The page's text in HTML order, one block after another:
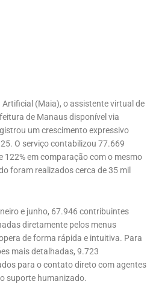
(Maia), o assistente virtual de
de Manaus disponível via
um crescimento expressivo
O serviço contabilizou 77.669
em comparação com o mesmo
foram realizados cerca de 35 mil
e junho, 67.946 contribuintes
diretamente pelos menus
de forma rápida e intuitiva. Para
mais detalhadas, 9.723
para o contato direto com agentes
suporte humanizado.